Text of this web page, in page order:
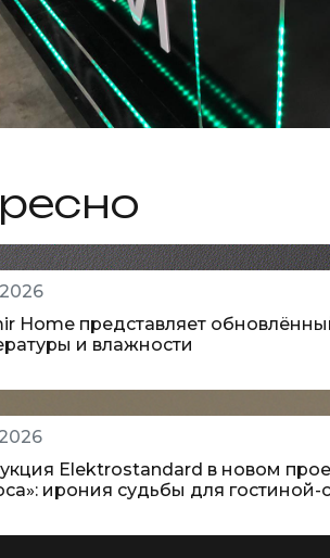
Home представляет
и влажности
Elektrostandard в новом
ирония судьбы для гостиной-